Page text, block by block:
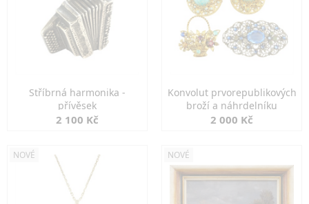
Stříbrná harmonika -
přívěsek
2 100 Kč
Konvolut prvorepublikových
broží a náhrdelníku
2 000 Kč
NOVÉ NOVÉ